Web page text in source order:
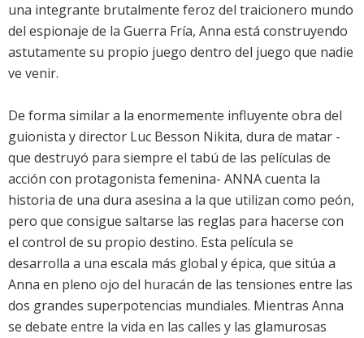
una integrante brutalmente feroz del traicionero mundo
del espionaje de la Guerra Fría, Anna está construyendo
astutamente su propio juego dentro del juego que nadie
ve venir.
De forma similar a la enormemente influyente obra del
guionista y director Luc Besson Nikita, dura de matar -
que destruyó para siempre el tabú de las películas de
acción con protagonista femenina- ANNA cuenta la
historia de una dura asesina a la que utilizan como peón,
pero que consigue saltarse las reglas para hacerse con
el control de su propio destino. Esta película se
desarrolla a una escala más global y épica, que sitúa a
Anna en pleno ojo del huracán de las tensiones entre las
dos grandes superpotencias mundiales. Mientras Anna
se debate entre la vida en las calles y las glamurosas